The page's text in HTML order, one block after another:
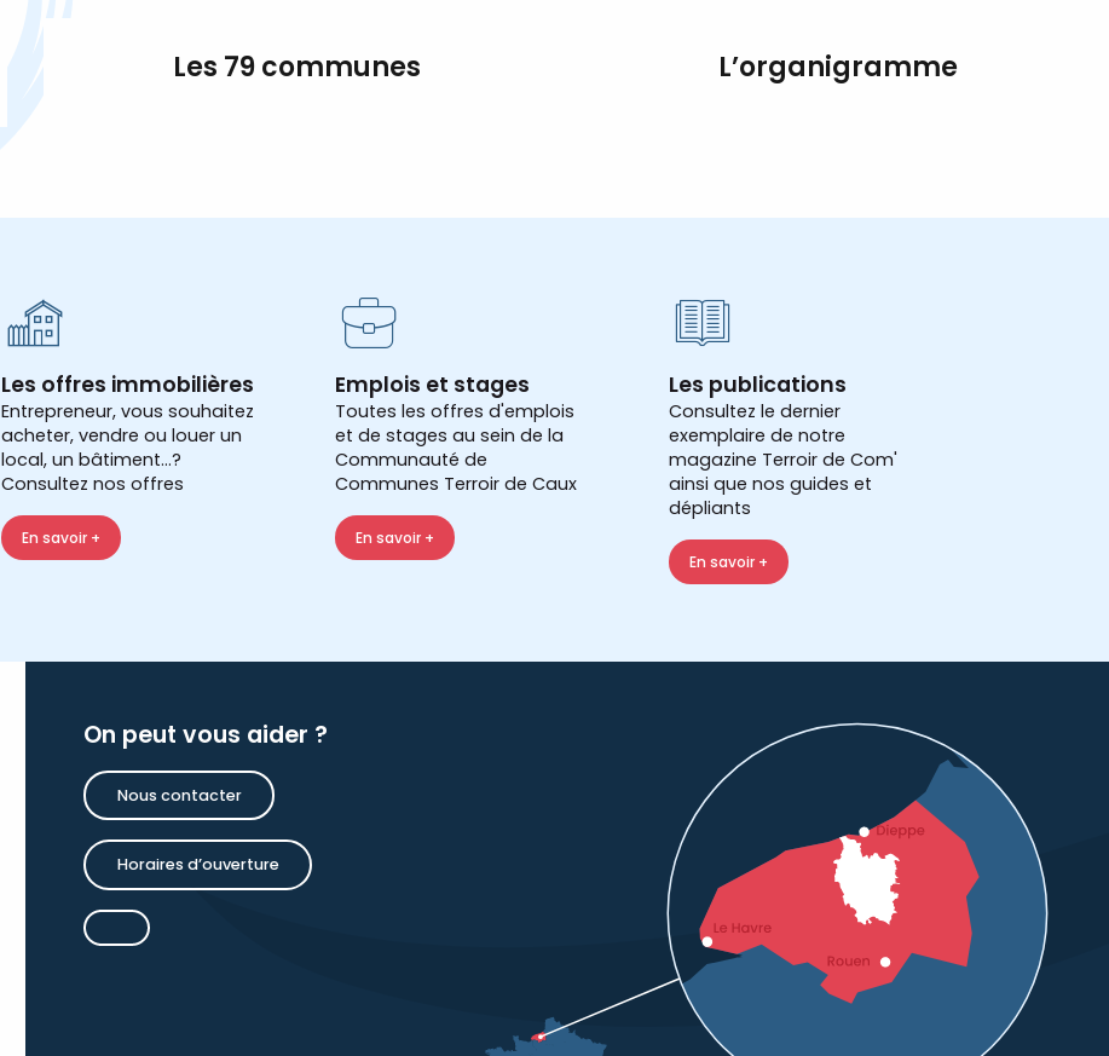
Les 79 communes L’organigramme
Les offres immobilières
Entrepreneur, vous souhaitez
acheter, vendre ou louer un
local, un bâtiment...?
Consultez nos offres
En savoir +
Emplois et stages
Toutes les offres d'emplois
et de stages au sein de la
Communauté de
Communes Terroir de Caux
En savoir +
Les publications
Consultez le dernier
exemplaire de notre
magazine Terroir de Com'
ainsi que nos guides et
dépliants
En savoir +
On peut vous aider ?
Nous contacter
Horaires d’ouverture